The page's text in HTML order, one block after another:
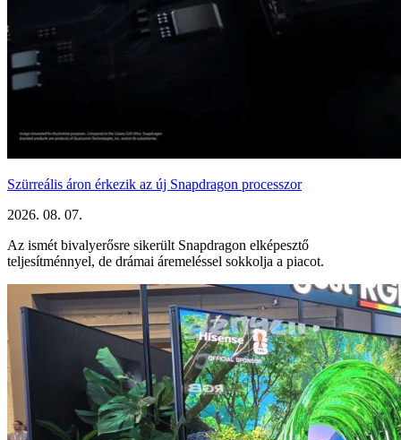
Szürreális áron érkezik az új Snapdragon processzor
2026. 08. 07.
Az ismét bivalyerősre sikerült Snapdragon elképesztő
teljesítménnyel, de drámai áremeléssel sokkolja a piacot.